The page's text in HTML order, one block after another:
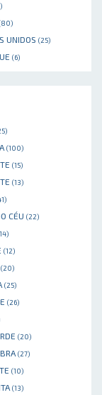
UNIDOS (25)
(6)
(100)
(15)
(13)
CÉU (22)
(12)
(20)
(25)
(26)
(20)
(27)
(10)
(13)